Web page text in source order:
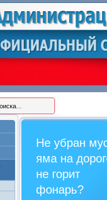
Не убран
яма на
не горит
фонарь?